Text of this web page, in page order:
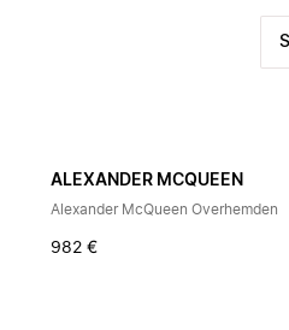
ALEXANDER MCQUEEN
Alexander McQueen Overhemden
982 €